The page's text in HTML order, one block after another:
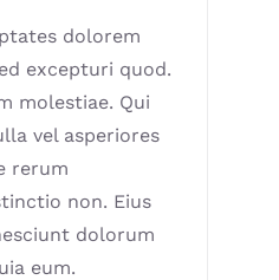
dolorem
excepturi quod.
molestiae. Qui
vel asperiores
rerum
non. Eius
dolorum
eum.